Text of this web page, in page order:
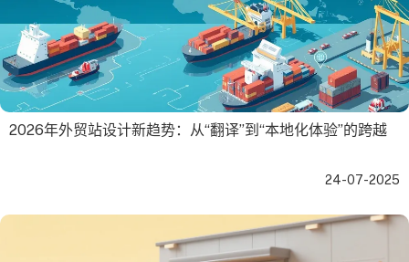
2026年外贸站设计新趋势：从“翻译”到“本地化体验”的跨越
24-07-2025